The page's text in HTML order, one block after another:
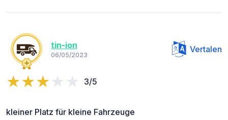
tin-ion
06/05/2023
Vertalen
3/5
kleiner Platz für kleine Fahrzeuge